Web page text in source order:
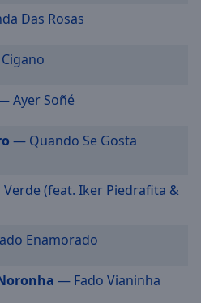
Das Rosas
Ayer Soñé
— Quando Se Gosta
(feat. Iker Piedrafita &
Enamorado
— Fado Vianinha